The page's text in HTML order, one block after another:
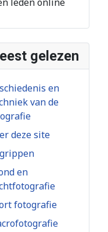
gelezen
en
van de
deze site
en
fotografie